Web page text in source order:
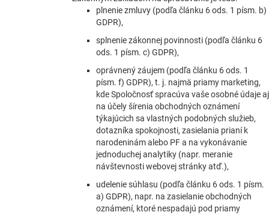
plnenie zmluvy (podľa článku 6 ods. 1 písm. b)
GDPR),
splnenie zákonnej povinnosti (podľa článku 6
ods. 1 písm. c) GDPR),
oprávnený záujem (podľa článku 6 ods. 1
písm. f) GDPR), t. j. najmä priamy marketing,
kde Spoločnosť spracúva vaše osobné údaje aj
na účely šírenia obchodných oznámení
týkajúcich sa vlastných podobných služieb,
dotazníka spokojnosti, zasielania prianí k
narodeninám alebo PF a na vykonávanie
jednoduchej analytiky (napr. meranie
návštevnosti webovej stránky atď.),
udelenie súhlasu (podľa článku 6 ods. 1 písm.
a) GDPR), napr. na zasielanie obchodných
oznámení, ktoré nespadajú pod priamy